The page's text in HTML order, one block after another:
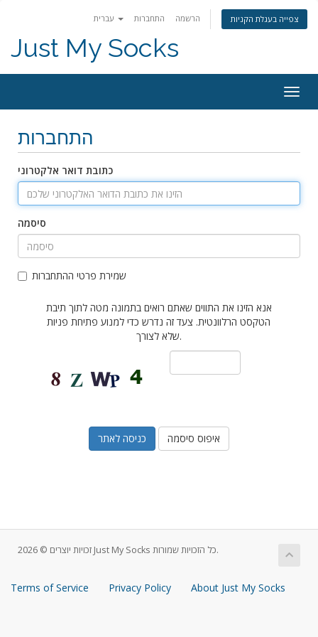
התחברות הרשמה צפייה בעגלת הקניות
Just My Socks
התחברות
כתובת דואר אלקטרוני
סיסמה
שמירת פרטי ההתחברות
אנא הזינו את התווים שאתם רואים בתמונה מטה לתוך תיבת
הטקסט הרלוונטית. צעד זה נדרש כדי למנוע פתיחת פניות
שלא לצורך.
איפוס סיסמה
זכויות יוצרים © 2026 Just My Socks כל הזכויות שמורות.
Terms of Service Privacy Policy About Just My Socks